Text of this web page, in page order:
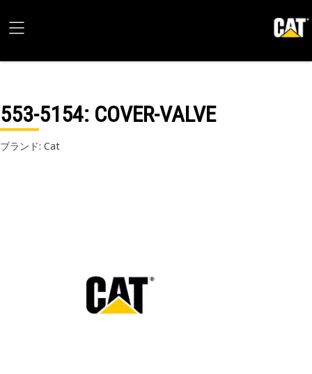
553-5154: COVER-VALVE
ブランド: Cat